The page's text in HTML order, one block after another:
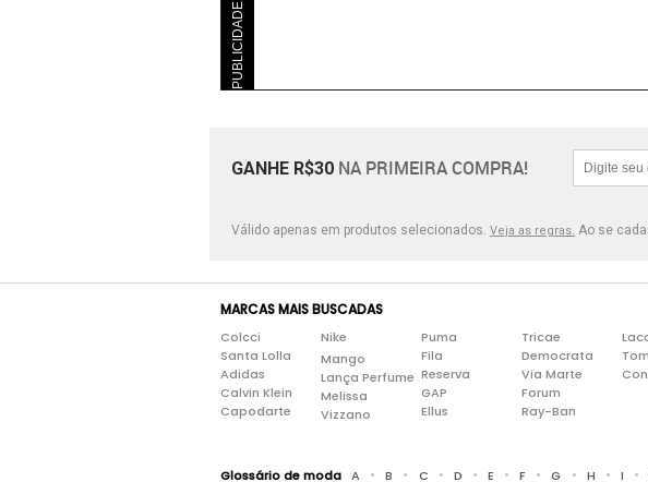
PUBLICIDADE
GANHE R$30 NA PRIMEIRA COMPRA!
Válido apenas em produtos selecionados. Veja as regras. Ao se
MARCAS MAIS BUSCADAS
Colcci
Santa Lolla
Adidas
Calvin Klein
Capodarte
Nike
Mango
Lança Perfume
Melissa
Vizzano
Puma
Fila
Reserva
GAP
Ellus
Tricae
Democrata
Via Marte
Forum
Ray-Ban
Glossário de moda A • B • C • D • E • F • G • H • I •